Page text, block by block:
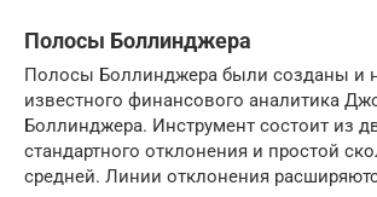
Полосы Боллинджера
Полосы Боллинджера были созданы и
известного финансового аналитика
Боллинджера. Инструмент состоит из
стандартного отклонения и простой
средней. Линии отклонения